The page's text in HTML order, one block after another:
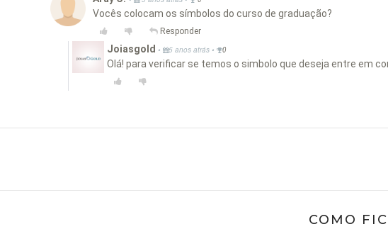
Vocês colocam os símbolos do curso de graduação?
Responder
Joiasgold • 5 anos atrás • 0
Olá! para verificar se temos o simbolo que deseja entre em
COMO